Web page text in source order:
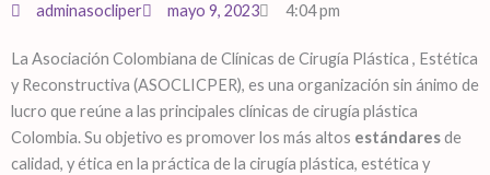
adminasocliper mayo 9, 2023 4:04 pm
La Asociación Colombiana de Clínicas de Cirugía Plástica , Estética
y Reconstructiva (ASOCLICPER), es una organización sin ánimo de
lucro que reúne a las principales clínicas de cirugía plástica
Colombia. Su objetivo es promover los más altos estándaresde
calidad, y ética en la práctica de la cirugía plástica, estética y